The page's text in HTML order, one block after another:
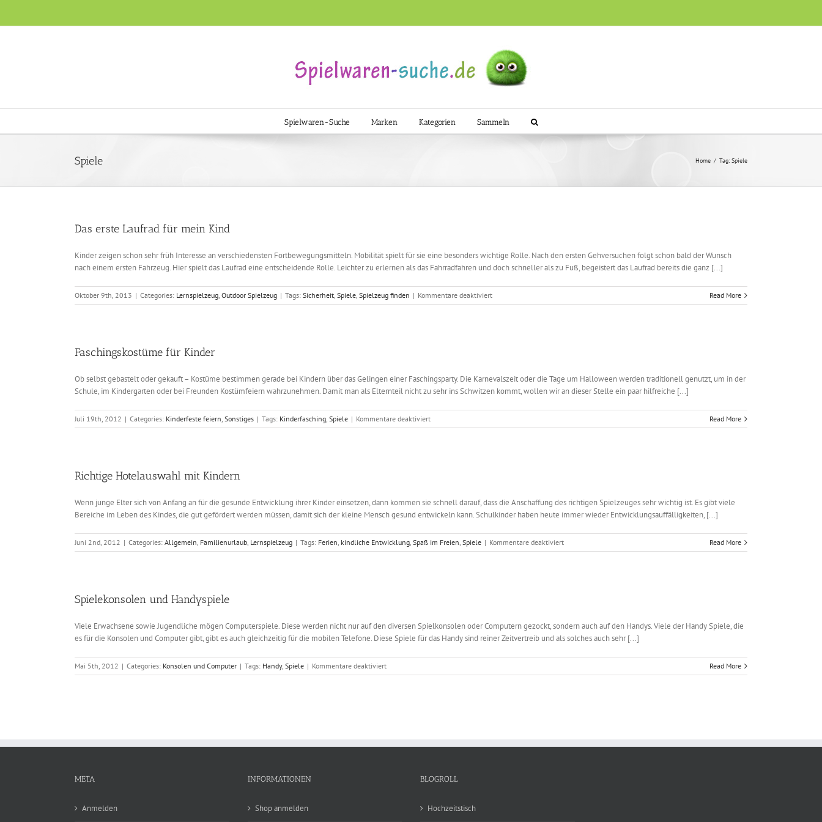
content
Spielwaren-Suche Marken Kategorien Sammeln
Spiele Home / Tag: Spiele
Das erste Laufrad für mein Kind
Kinder zeigen schon sehr früh Interesse an verschiedensten Fortbewegungsmitteln. Mobilität spielt für sie eine besonders wichtige Rolle. Nach den ersten Gehversuchen folgt schon bald der Wunsch
nach einem ersten Fahrzeug. Hier spielt das Laufrad eine entscheidende Rolle. Leichter zu erlernen als das Fahrradfahren und doch schneller als zu Fuß, begeistert das Laufrad bereits die ganz [...]
Oktober 9th, 2013 | Categories: Lernspielzeug, Outdoor Spielzeug | Tags: Sicherheit, Spiele, Spielzeug finden | Kommentare deaktiviertfür
Das
Read More
Faschingskostüme für Kinder
Ob selbst gebastelt oder gekauft – Kostüme bestimmen gerade bei Kindern über das Gelingen einer Faschingsparty. Die Karnevalszeit oder die Tage um Halloween werden traditionell genutzt, um in der
Schule, im Kindergarten oder bei Freunden Kostümfeiern wahrzunehmen. Damit man als Elternteil nicht zu sehr ins Schwitzen kommt, wollen wir an dieser Stelle ein paar hilfreiche [...]
Juli 19th, 2012 | Categories: Kinderfeste feiern, Sonstiges | Tags: Kinderfasching, Spiele | Kommentare deaktiviertfür
Faschingskostüme
Read More
Richtige Hotelauswahl mit Kindern
Wenn junge Elter sich von Anfang an für die gesunde Entwicklung ihrer Kinder einsetzen, dann kommen sie schnell darauf, dass die Anschaffung des richtigen Spielzeuges sehr wichtig ist. Es gibt viele
Bereiche im Leben des Kindes, die gut gefördert werden müssen, damit sich der kleine Mensch gesund entwickeln kann. Schulkinder haben heute immer wieder Entwicklungsauffälligkeiten, [...]
Juni 2nd, 2012 | Categories: Allgemein, Familienurlaub, Lernspielzeug | Tags: Ferien, kindliche Entwicklung, Spaß im Freien, Spiele | Kommentare deaktiviertfür
Richtige
Read More
Spielekonsolen und Handyspiele
Viele Erwachsene sowie Jugendliche mögen Computerspiele. Diese werden nicht nur auf den diversen Spielkonsolen oder Computern gezockt, sondern auch auf den Handys. Viele der Handy Spiele, die
es für die Konsolen und Computer gibt, gibt es auch gleichzeitig für die mobilen Telefone. Diese Spiele für das Handy sind reiner Zeitvertreib und als solches auch sehr [...]
Mai 5th, 2012 | Categories: Konsolen und Computer | Tags: Handy, Spiele | Kommentare deaktiviertfür
Spielekonsolen
Read More
META
Anmelden
INFORMATIONEN
Shop anmelden
BLOGROLL
Hochzeitstisch